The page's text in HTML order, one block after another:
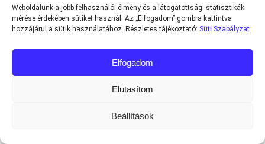
Weboldalunk a jobb felhasználói élmény és a látogatottsági statisztikák
mérése érdekében sütiket használ. Az „Elfogadom” gombra kattintva
hozzájárul a sütik használatához. Részletes tájékoztató: Süti Szabályzat
Elfogadom
Elutasítom
Beállítások